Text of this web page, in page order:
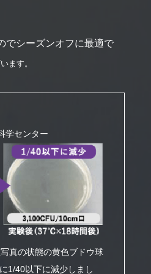
でシーズンオフに最適で
ます。
学センター
真の状態の黄色ブドウ球
1/40以下に減少しまし